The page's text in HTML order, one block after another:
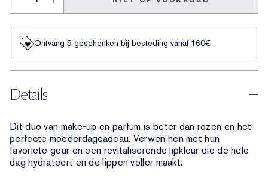
Ontvang 5 geschenken bij besteding vanaf 160€
Details
Dit duo van make-up en parfum is beter dan rozen en het
perfecte moederdagcadeau. Verwen hen met hun
favoriete geur en een revitaliserende lipkleur die de hele
dag hydrateert en de lippen voller maakt.